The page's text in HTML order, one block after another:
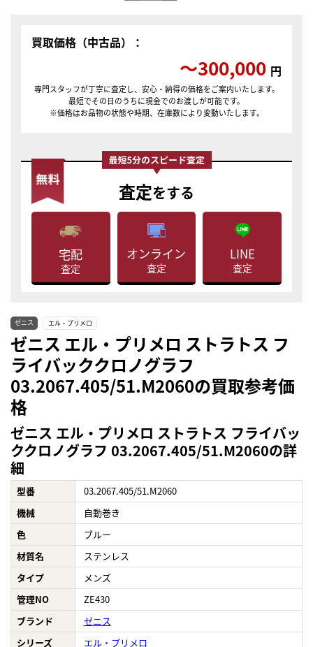
買取価格（中古品）：
〜300,000 円
専門スタッフが丁寧に査定し、安心・納得の価格をご案内いたします。
最短でその日のうちに現金でのお渡しが可能です。
※価格はお品物の状態や時期、在庫数により変動いたします。
査定をする
宅配
査定
オンライン
査定
LINE
査定
ゼニス エル・プリメロ
ゼニス エル・プリメロ ストラトス フ
ライバッククロノグラフ
03.2067.405/51.M2060の買取参考価
格
ゼニス エル・プリメロ ストラトス フライバッ
ククロノグラフ 03.2067.405/51.M2060の詳
細
型番
03.2067.405/51.M2060
機械
自動巻き
色
ブルー
材質名
ステンレス
タイプ
メンズ
管理NO
ZE430
ブランド
ゼニス
シリーズ
エル・プリメロ